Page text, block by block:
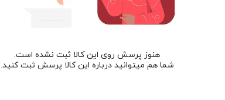
هنوز پرسش روی این کالا ثبت نشده است.
شما هم میتوانید درباره این کالا پرسش ثبت کنید.